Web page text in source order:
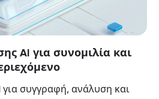
AI για συνομιλία και
για συγγραφή, ανάλυση και